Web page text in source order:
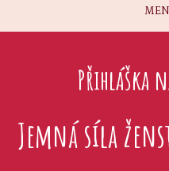
Přihláška
Jemná síla